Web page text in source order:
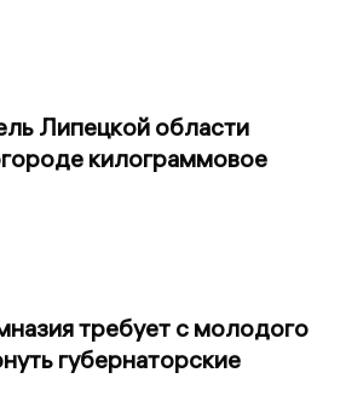
Липецкой области
килограммовое
требует с молодого
губернаторские